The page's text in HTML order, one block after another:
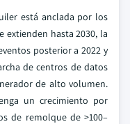
está anclada por los
extienden hasta 2030, la
posterior a 2022 y
de centros de datos
de alto volumen.
un crecimiento por
de remolque de >100–